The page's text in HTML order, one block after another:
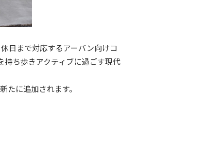
日まで対応するアーバン向けコ
ち歩きアクティブに過ごす現代
に追加されます。